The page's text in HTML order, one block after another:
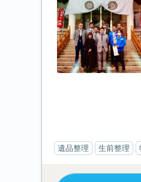
遺品整理 生前整理